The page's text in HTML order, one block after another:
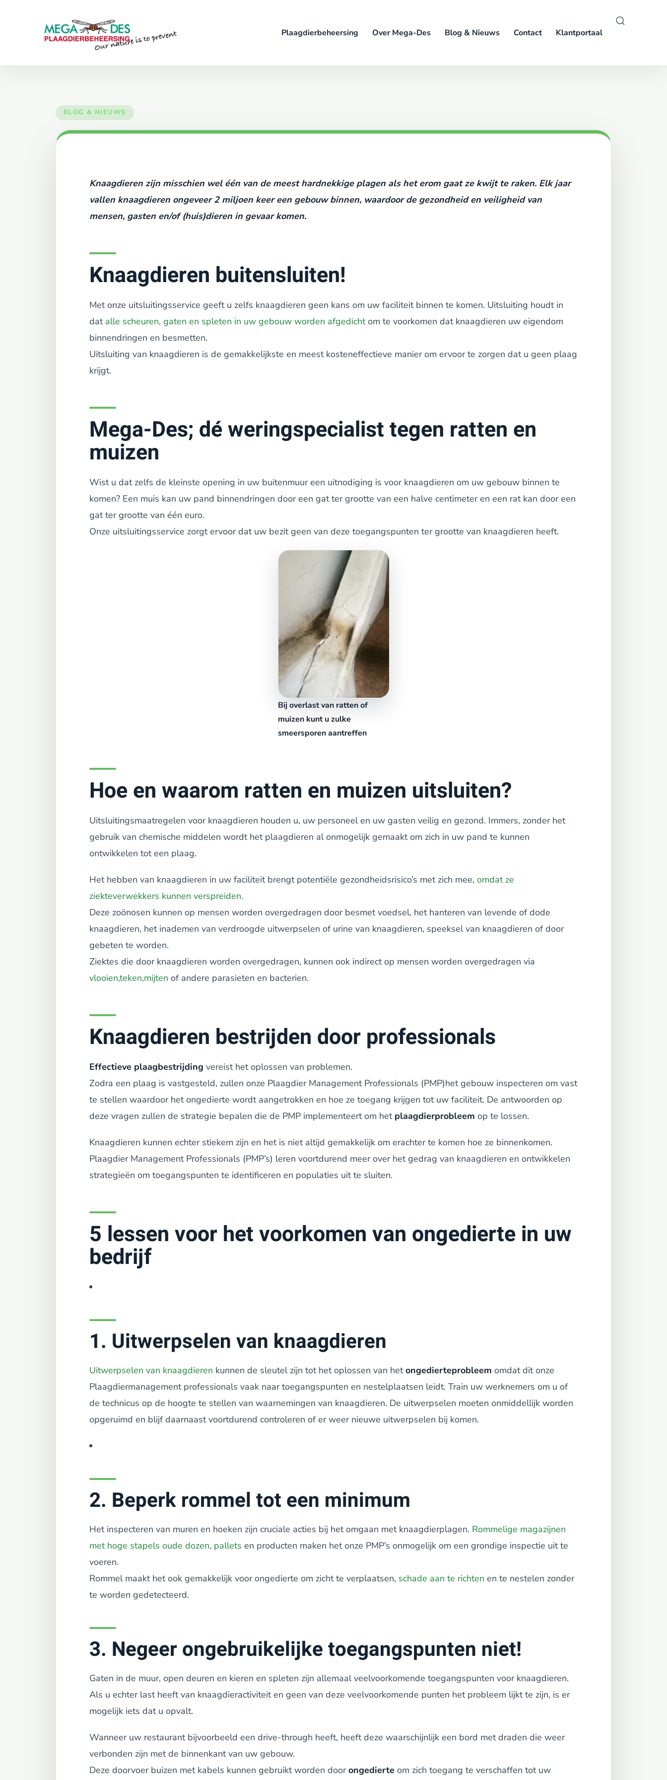
Skip to main content Plaagdierbeheersing Over Mega-Des Blog & Nieuws Contact Klantportaal
Knaagdieren zijn misschien wel één van de meest hardnekkige plagen als het erom gaat ze kwijt te raken. Elk jaar
vallen knaagdieren ongeveer 2 miljoen keer een gebouw binnen, waardoor de gezondheid en veiligheid van
mensen, gasten en/of (huis)dieren in gevaar komen.
Knaagdieren buitensluiten!
Met onze uitsluitingsservice geeft u zelfs knaagdieren geen kans om uw faciliteit binnen te komen. Uitsluiting houdt in
dat alle scheuren, gaten en spleten in uw gebouw worden afgedichtom te voorkomen dat knaagdieren uw eigendom
binnendringen en besmetten.
Uitsluiting van knaagdieren is de gemakkelijkste en meest kosteneffectieve manier om ervoor te zorgen dat u geen plaag
krijgt.
Mega-Des; dé weringspecialist tegen ratten en
muizen
Wist u dat zelfs de kleinste opening in uw buitenmuur een uitnodiging is voor knaagdieren om uw gebouw binnen te
komen? Een muis kan uw pand binnendringen door een gat ter grootte van een halve centimeter en een rat kan door een
gat ter grootte van één euro.
Onze uitsluitingsservice zorgt ervoor dat uw bezit geen van deze toegangspunten ter grootte van knaagdieren heeft.
Bij overlast van ratten of
muizen kunt u zulke
smeersporen aantreffen
Hoe en waarom ratten en muizen uitsluiten?
Uitsluitingsmaatregelen voor knaagdieren houden u, uw personeel en uw gasten veilig en gezond. Immers, zonder het
gebruik van chemische middelen wordt het plaagdieren al onmogelijk gemaakt om zich in uw pand te kunnen
ontwikkelen tot een plaag.
Het hebben van knaagdieren in uw faciliteit brengt potentiële gezondheidsrisico’s met zich mee,omdat ze
ziekteverwekkers kunnen verspreiden.
Deze zoönosen kunnen op mensen worden overgedragen door besmet voedsel, het hanteren van levende of dode
knaagdieren, het inademen van verdroogde uitwerpselen of urine van knaagdieren, speeksel van knaagdieren of door
gebeten te worden.
Ziektes die door knaagdieren worden overgedragen, kunnen ook indirect op mensen worden overgedragen via
vlooien,teken,mijten of andere parasieten en bacterien.
Knaagdieren bestrijden door professionals
Effectieve plaagbestrijding vereist het oplossen van problemen.
Zodra een plaag is vastgesteld, zullen onze Plaagdier Management Professionals (PMP)het gebouw inspecteren om vast
te stellen waardoor het ongedierte wordt aangetrokken en hoe ze toegang krijgen tot uw faciliteit. De antwoorden op
deze vragen zullen de strategie bepalen die de PMP implementeert om het plaagdierprobleem op te lossen.
Knaagdieren kunnen echter stiekem zijn en het is niet altijd gemakkelijk om erachter te komen hoe ze binnenkomen.
Plaagdier Management Professionals (PMP’s) leren voortdurend meer over het gedrag van knaagdieren en ontwikkelen
strategieën om toegangspunten te identificeren en populaties uit te sluiten.
5 lessen voor het voorkomen van ongedierte in uw
bedrijf
1. Uitwerpselen van knaagdieren
Uitwerpselen van knaagdieren kunnen de sleutel zijn tot het oplossen van hetongedierteprobleem omdat dit onze
Plaagdiermanagement professionals vaak naar toegangspunten en nestelplaatsen leidt. Train uw werknemers om u of
de technicus op de hoogte te stellen van waarnemingen van knaagdieren. De uitwerpselen moeten onmiddellijk worden
opgeruimd en blijf daarnaast voortdurend controleren of er weer nieuwe uitwerpselen bij komen.
2. Beperk rommel tot een minimum
Het inspecteren van muren en hoeken zijn cruciale acties bij het omgaan met knaagdierplagen. Rommelige magazijnen
met hoge stapels oude dozen, pallets en producten maken het onze PMP’s onmogelijk om een grondige inspectie uit te
voeren.
Rommel maakt het ook gemakkelijk voor ongedierte om zicht te verplaatsen, schade aan te richten en te nestelen zonder
te worden gedetecteerd.
3. Negeer ongebruikelijke toegangspunten niet!
Gaten in de muur, open deuren en kieren en spleten zijn allemaal veelvoorkomende toegangspunten voor knaagdieren.
Als u echter last heeft van knaagdieractiviteit en geen van deze veelvoorkomende punten het probleem lijkt te zijn, is er
mogelijk iets dat u opvalt.
Wanneer uw restaurant bijvoorbeeld een drive-through heeft, heeft deze waarschijnlijk een bord met draden die weer
verbonden zijn met de binnenkant van uw gebouw.
Deze doorvoer buizen met kabels kunnen gebruikt worden doorongedierte om zich toegang te verschaffen tot uw